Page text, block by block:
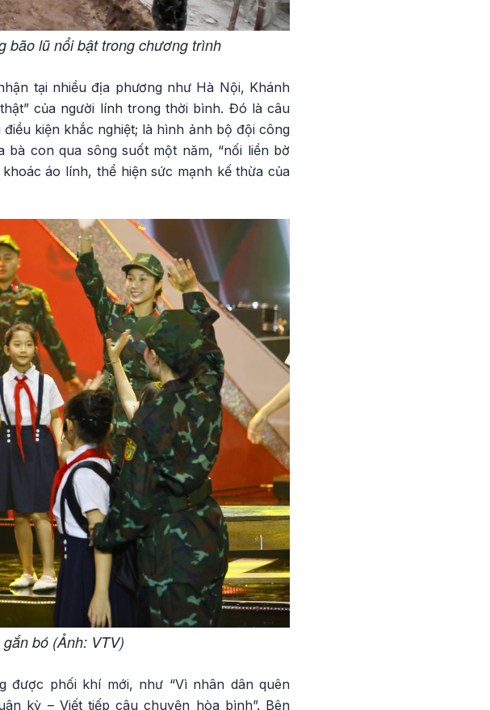
bão lũ nổi bật trong chương trình
tại nhiều địa phương như Hà Nội, Khánh
của người lính trong thời bình. Đó là câu
kiện khắc nghiệt; là hình ảnh bộ đội công
con qua sông suốt một năm, “nối liền bờ
áo lính, thể hiện sức mạnh kế thừa của
bó (Ảnh: VTV)
được phối khí mới, như “Vì nhân dân quên
kỳ – Viết tiếp câu chuyện hòa bình”. Bên